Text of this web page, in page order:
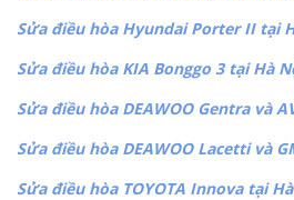
Sửa điều hòa Hyundai Porter II tại
Sửa điều hòa KIA Bonggo 3 tại Hà
Sửa điều hòa DEAWOO Gentra và
Sửa điều hòa DEAWOO Lacetti và
Sửa điều hòa TOYOTA Innova tại